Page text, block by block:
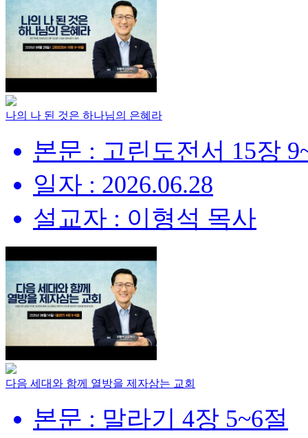
나의 나 된 것은 하나님의 은혜라
본문 : 고린도전서 15장
일자 : 2026.06.28
설교자 : 이형석 목사
다음 세대와 함께 열방을 제자삼는 교회
본문 : 말라기 4장 5~6절